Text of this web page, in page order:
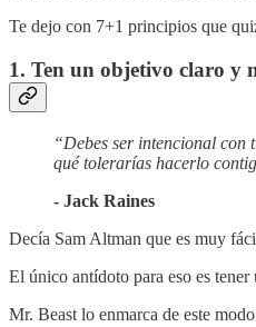
Te dejo con 7+1 principios que
1. Ten un objetivo claro y
“Debes ser intencional con
qué tolerarías hacerlo
- Jack Raines
Decía Sam Altman que es muy
El único antídoto para eso es
Mr. Beast lo enmarca de este